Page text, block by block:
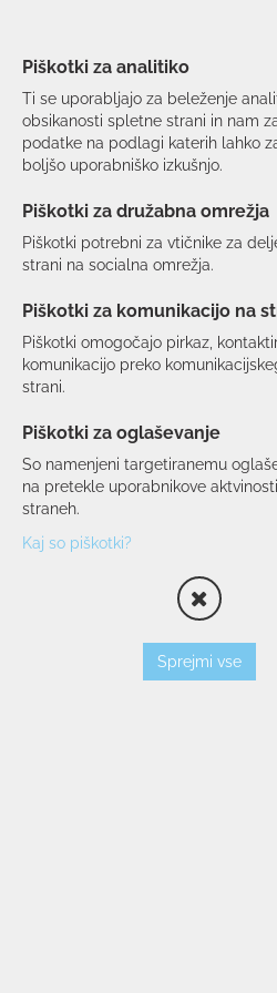
DARILNI
OBLAČILA
Piškotki za analitiko
Ti se uporabljajo za beleženje
obsikanosti spletne strani in nam
podatke na podlagi katerih lahko
boljšo uporabniško izkušnjo.
Piškotki za družabna omrežja
Piškotki potrebni za vtičnike za
strani na socialna omrežja.
Piškotki za komunikacijo na
Piškotki omogočajo pirkaz,
komunikacijo preko
strani.
Piškotki za oglaševanje
So namenjeni targetiranemu
na pretekle uporabnikove
straneh.
Kaj so piškotki?
Sprejmi vse